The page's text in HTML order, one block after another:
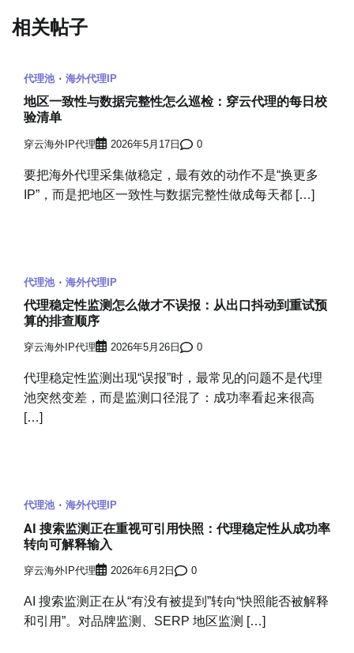
相关帖子
代理池 海外代理IP
地区一致性与数据完整性怎么巡检：穿云代理的每日校
验清单
穿云海外IP代理 2026年5月17日 0
要把海外代理采集做稳定，最有效的动作不是“换更多
IP”，而是把地区一致性与数据完整性做成每天都 […]
代理池 海外代理IP
代理稳定性监测怎么做才不误报：从出口抖动到重试预
算的排查顺序
穿云海外IP代理 2026年5月26日 0
代理稳定性监测出现“误报”时，最常见的问题不是代理
池突然变差，而是监测口径混了：成功率看起来很高
[…]
代理池 海外代理IP
AI 搜索监测正在重视可引用快照：代理稳定性从成功率
转向可解释输入
穿云海外IP代理 2026年6月2日 0
AI 搜索监测正在从“有没有被提到”转向“快照能否被解释
和引用”。对品牌监测、SERP 地区监测 […]